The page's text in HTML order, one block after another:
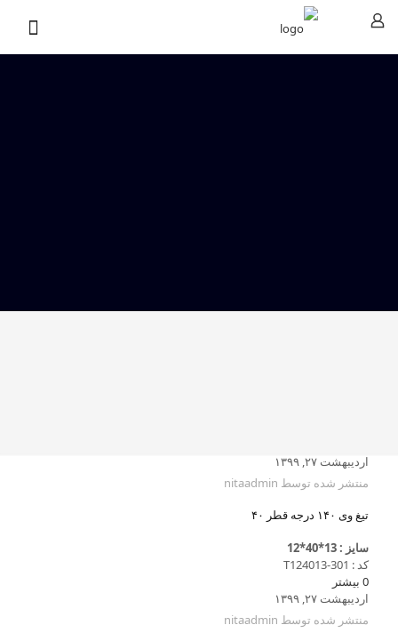
اردیبهشت ۲۷, ۱۳۹۹
منتشر شده توسط nitaadmin
تیغ وی ۱۴۰ درجه قطر ۴۰
سایز : 13*40*12
کد : T124013-301
0 بیشتر
اردیبهشت ۲۷, ۱۳۹۹
منتشر شده توسط nitaadmin